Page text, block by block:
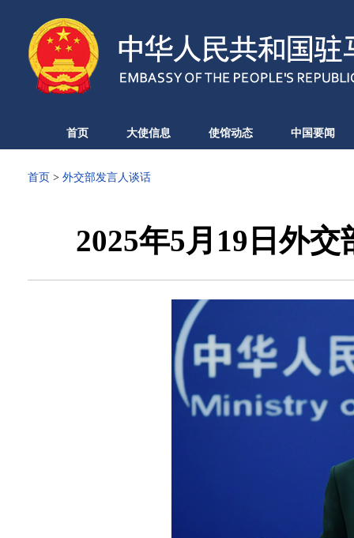
首页 大使信息 使馆动态 中国要闻
首页 > 外交部发言人谈话
2025年5月19日外